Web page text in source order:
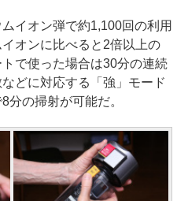
イオン弾で約1,100回の利用
オンに比べると2倍以上の
で使った場合は30分の連続
どに対応する「強」モード
分の掃射が可能だ。